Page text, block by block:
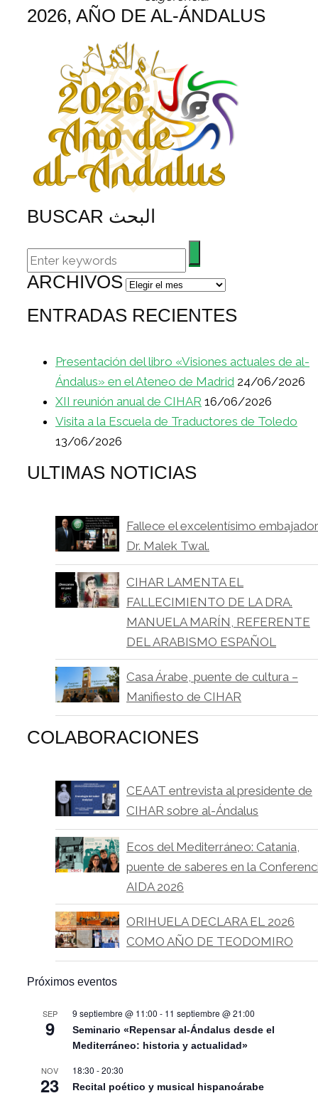
2026, AÑO DE AL-ÁNDALUS
BUSCAR البحث
ARCHIVOS Archivos
ENTRADAS RECIENTES
Presentación del libro «Visiones actuales de al-
Ándalus» en el Ateneo de Madrid 24/06/2026
XII reunión anual de CIHAR 16/06/2026
Visita a la Escuela de Traductores de Toledo
13/06/2026
ULTIMAS NOTICIAS
Fallece el excelentísimo embajador
Dr. Malek Twal.
CIHAR LAMENTA EL
FALLECIMIENTO DE LA DRA.
MANUELA MARÍN, REFERENTE
DEL ARABISMO ESPAÑOL
Casa Árabe, puente de cultura –
Manifiesto de CIHAR
COLABORACIONES
CEAAT entrevista al presidente de
CIHAR sobre al-Ándalus
Ecos del Mediterráneo: Catania,
puente de saberes en la
AIDA 2026
ORIHUELA DECLARA EL 2026
COMO AÑO DE TEODOMIRO
Próximos eventos
SEP
9
9 septiembre @ 11:00 - 11 septiembre @ 21:00
Seminario «Repensar al-Ándalus desde el
Mediterráneo: historia y actualidad»
NOV
23
18:30 -20:30
Recital poético y musical hispanoárabe